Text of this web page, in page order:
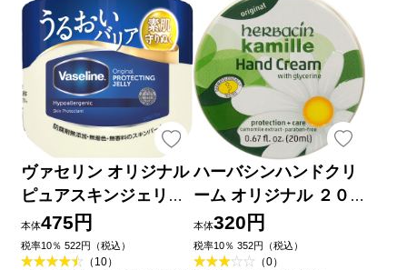
ヴァセリン オリジナル
ピュアスキンジェリー
８０Ｇ ユニリーバ・ジ
ャパン
本体475円
税率10％ 522円（税込）
（10）
ハーバシンハンドクリ
ーム オリジナル ２０
ｍｌ インターナショナ
ルコスメティックス
本体320円
税率10％ 352円（税込）
（0）